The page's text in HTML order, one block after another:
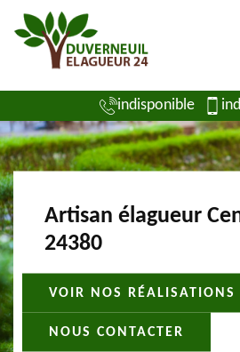
indisponible
Artisan élagueur
24380
VOIR NOS RÉALISATIONS
NOUS CONTACTER